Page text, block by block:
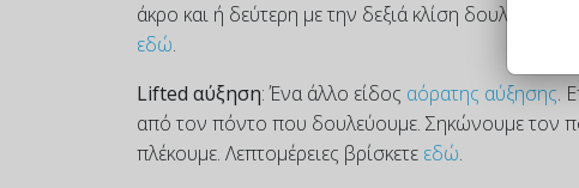
άκρο και ή δεύτερη με την δεξιά κλίση δουλεύεται
εδώ.
Lifted αύξηση: Ένα άλλο είδος αόρατης αύξησης.
από τον πόντο που δουλεύουμε. Σηκώνουμε τον
πλέκουμε. Λεπτομέρειες βρίσκετε εδώ.